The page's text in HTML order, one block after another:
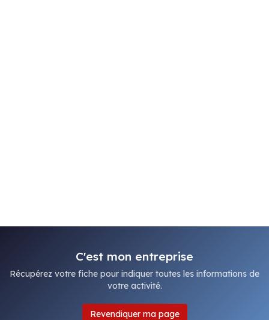
C'est mon entreprise
Récupérez votre fiche pour indiquer toutes les informations de
votre activité.
Revendiquer ma page